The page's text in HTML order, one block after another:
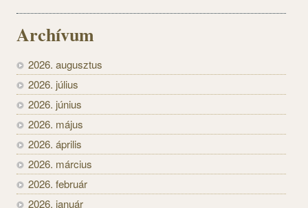
Archívum
2026. augusztus
2026. július
2026. június
2026. május
2026. április
2026. március
2026. február
2026. január